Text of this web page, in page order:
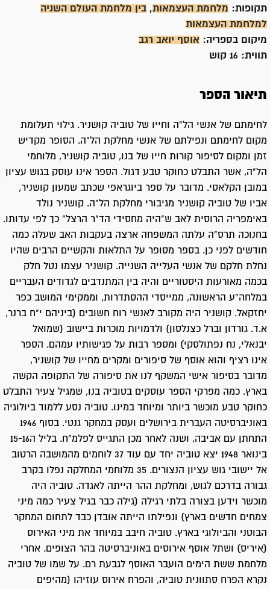
תקופות: מלחמת העצמאות, בין מלחמת העולם השניה
למלחמת העצמאות
מיקום בספריה: אוסף יואב רגב
תווית: 16 קוש
תיאור הספר
לחימתם של אנשי הל"ה וחייו של טוביה קושניר. גילוי תעלומת
מקום לחימתם ונפילתם של אנשי מחלקת הל"ה. הסופר מקדיש
זמן ומקום לסיפור קורות חייו של בנו, טוביה קושניר, מלוחמי
הל"ה, אשר התבלט כחוקר טבע דגול. הספר אינו עוסק בגוש עציון
במובן הקלאסי. מדובר על ספר ביוגראפי שכתב שמעון קושניר,
אביו של טוביה קושניר מגיבורי מחלקת הל"ה. קושניר נולד
באימפריה הרוסית לאב ש"היה מחסידי הד"ר הרצל" כך לפי עדותו.
בחנוכה תרס"ה עלתה המשפחה ארצה בעקבות האב שעלה כמה
חודשים לפני כן. בספר מסופר על התלאות והקשיים הרבים שהיו
נחלת חלקם של אנשי העלייה השנייה. קושניר עצמו נטל חלק
בכמה מאורעות היסטוריים והיה בין המתנדבים לגדודים העבריים
במלחה"ע הראשונה, ממייסדי ההסתדרות, וממקימי המושב כפר
יחזקאל. קושניר היה מקורב לאנשי רוח חשובים (ביניהם י"ח ברנר,
א.ד. גורדון וברל כצנלסון) ולדמויות מוכרות ביישוב (שמואל
יבנאלי, נח נפתולסקי) ומספר רבות על פגישותיו עמהם. הספר
אינו רציף והוא אוסף של סיפורים ומקרים מחייו של קושניר,
מדובר בסיפור אישי המשקף לנו את סיפורה של התקופה הקשה
בארץ. כמה מפרקי הספר עוסקים בטוביה בנו, שמגיל צעיר התבלט
כחוקר טבע מוכשר ביותר ומיוחד במינו. טוביה נסע ללמוד ביולוגיה
באוניברסיטה העברית בירושלים ועסק במחקר גנטי. בסוף 1946
התחתן עם אביבה, ושנה לאחר מכן התגייס לפלמ"ח. בליל ה15-16
בינואר 1948 יצא טוביה יחד עם עוד 37 לוחמים מהמושבה הרטוב
אל יישובי גוש עציון הנצורים. 35 מלוחמי המחלקה נפלו בקרב
גבורה בדרכם לגוש, ומחלקת ההר הייתה לאגדה. טוביה היה
מוכשר וידען בצורה בלתי רגילה (גילה כבר בגיל צעיר כמה מיני
צמחים חדשים בארץ) ונפילתו הייתה אובדן כבד לתחום המחקר
הבוטני והביולוגי בארץ. טוביה חיבב במיוחד את מיני האירוס
(איריס) ושתל אוסף אירוסים באוניברסיטה בהר הצופים. אחרי
מלחמת ששת הימים הועבר האוסף לגבעת רם. על שמו של טוביה
נקרא הפרח סתוונית טוביה, והפרח אירוס עוזיהו (מהיפים